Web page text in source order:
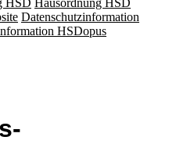
Datenschutzinformation
HSDopus